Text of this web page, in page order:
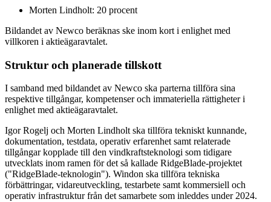
Morten Lindholt: 20 procent
Bildandet av Newco beräknas ske inom kort i enlighet med
villkoren i aktieägaravtalet.
Struktur och planerade tillskott
I samband med bildandet av Newco ska parterna tillföra sina
respektive tillgångar, kompetenser och immateriella rättigheter i
enlighet med aktieägaravtalet.
Igor Rogelj och Morten Lindholt ska tillföra tekniskt kunnande,
dokumentation, testdata, operativ erfarenhet samt relaterade
tillgångar kopplade till den vindkraftsteknologi som tidigare
utvecklats inom ramen för det så kallade RidgeBlade-projektet
("RidgeBlade-teknologin"). Windon ska tillföra tekniska
förbättringar, vidareutveckling, testarbete samt kommersiell och
operativ infrastruktur från det samarbete som inleddes under 2024.